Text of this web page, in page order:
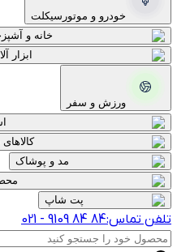
خودرو و موتورسیکلت
خانه و آشپزخانه
ابزار آلات
ورزش و سفر
کالاهای
مد و پوشاک
پت شاپ
تماس: 021-‎9109‎ ‎84‎ ‎84‎